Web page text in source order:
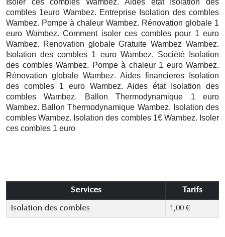
Isoler ces combles Wambez. Aides état Isolation des
combles 1euro Wambez. Entreprise Isolation des combles
Wambez. Pompe à chaleur Wambez. Rénovation globale 1
euro Wambez. Comment isoler ces combles pour 1 euro
Wambez. Renovation globale Gratuite Wambez Wambez.
Isolation des combles 1 euro Wambez. Socièté Isolation
des combles Wambez. Pompe à chaleur 1 euro Wambez.
Rénovation globale Wambez. Aides financieres Isolation
des combles 1 euro Wambez. Aides état Isolation des
combles Wambez.
Ballon Thermodynamique 1 euro
Wambez. Ballon Thermodynamique Wambez. Isolation des
combles Wambez. Isolation des combles 1€ Wambez. Isoler
ces combles 1 euro
Services Tarifs
Isolation des combles 1,00 €